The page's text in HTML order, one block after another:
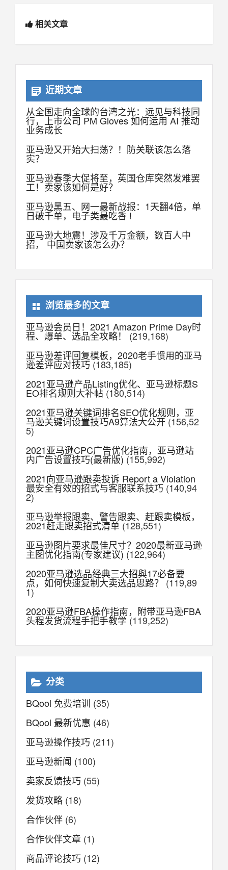
相关文章
近期文章
从全国走向全球的台湾之光：远见与科技同
行，上市公司 PM Gloves 如何运用 AI 推动
业务成长
亚马逊又开始大扫荡？！防关联该怎么落
实？
亚马逊春季大促将至，英国仓库突然发难罢
工！卖家该如何是好？
亚马逊黑五、网一最新战报：1天翻4倍，单
日破千单，电子类最吃香 !
亚马逊大地震！涉及千万金额，数百人中
招， 中国卖家该怎么办？
浏览最多的文章
亚马逊会员日！2021 Amazon Prime Day时
程、爆单、选品全攻略！
(219,168)
亚马逊差评回复模板，2020老手惯用的亚马
逊差评应对技巧(183,185)
2021亚马逊产品Listing优化、亚马逊标题S
EO排名规则大补帖 (180,514)
2021亚马逊关键词排名SEO优化规则，亚
马逊关键词设置技巧A9算法大公开(156,52
5)
2021亚马逊CPC广告优化指南，亚马逊站
内广告设置技巧(最新版)(155,992)
2021向亚马逊跟卖投诉 Report a Violation
最安全有效的招式与客服联系技巧 (140,94
2)
亚马逊举报跟卖、警告跟卖、赶跟卖模板，
2021赶走跟卖招式清单(128,551)
亚马逊图片要求最佳尺寸？2020最新亚马逊
主图优化指南(专家建议) (122,964)
2020亚马逊选品经典三大招與17必备要
点，如何快速复制大卖选品思路？ (119,89
1)
2020亚马逊FBA操作指南，附带亚马逊FBA
头程发货流程手把手教学(119,252)
分类
BQool 免费培训 (35)
BQool 最新优惠 (46)
亚马逊操作技巧 (211)
亚马逊新闻 (100)
卖家反馈技巧 (55)
发货攻略 (18)
合作伙伴 (6)
合作伙伴文章 (1)
商品评论技巧 (12)